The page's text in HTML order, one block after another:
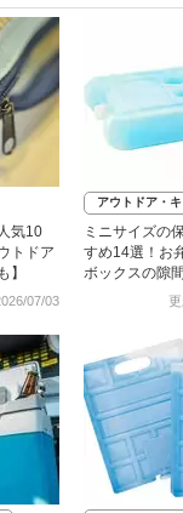
気10
トドア
】
07/03
アウトドア・
ミニサイズの
すめ14選！お
ボックスの隙